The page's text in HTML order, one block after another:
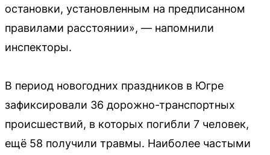
остановки, установленным на предписанном
правилами расстоянии», — напомнили
инспекторы.
В период новогодних праздников в Югре
зафиксировали 36 дорожно-транспортных
происшествий, в которых погибли 7 человек,
ещё 58 получили травмы. Наиболее частыми